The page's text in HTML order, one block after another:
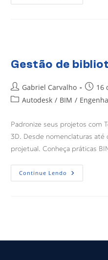
Gestão de
Gabriel Carvalho
16
Autodesk / BIM /
Padronize seus projetos com
3D. Desde nomenclaturas
projetual. Conheça práticas
Continue Lendo